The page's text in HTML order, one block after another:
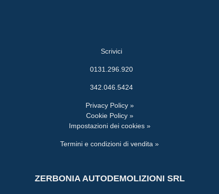
Scrivici
0131.296.920
342.046.5424
Privacy Policy »
Cookie Policy »
Impostazioni dei cookies »
Termini e condizioni di vendita »
ZERBONIA AUTODEMOLIZIONI SRL